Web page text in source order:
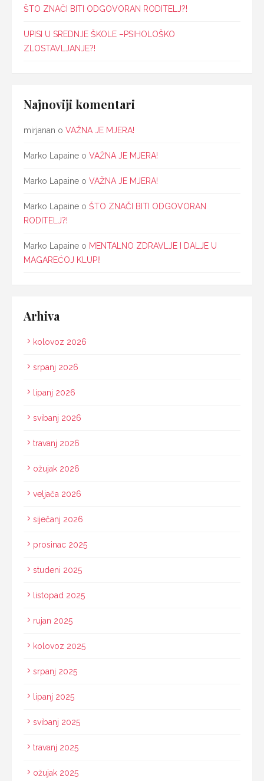
ŠTO ZNAČI BITI ODGOVORAN RODITELJ?!
UPISI U SREDNJE ŠKOLE –PSIHOLOŠKO
ZLOSTAVLJANJE?!
Najnoviji komentari
mirjanan o VAŽNA JE MJERA!
Marko Lapaine o VAŽNA JE MJERA!
Marko Lapaine o VAŽNA JE MJERA!
Marko Lapaine o ŠTO ZNAČI BITI ODGOVORAN
RODITELJ?!
Marko Lapaine o MENTALNO ZDRAVLJE I DALJE U
MAGAREĆOJ KLUPI!
Arhiva
kolovoz 2026
srpanj 2026
lipanj 2026
svibanj 2026
travanj 2026
ožujak 2026
veljača 2026
siječanj 2026
prosinac 2025
studeni 2025
listopad 2025
rujan 2025
kolovoz 2025
srpanj 2025
lipanj 2025
svibanj 2025
travanj 2025
ožujak 2025